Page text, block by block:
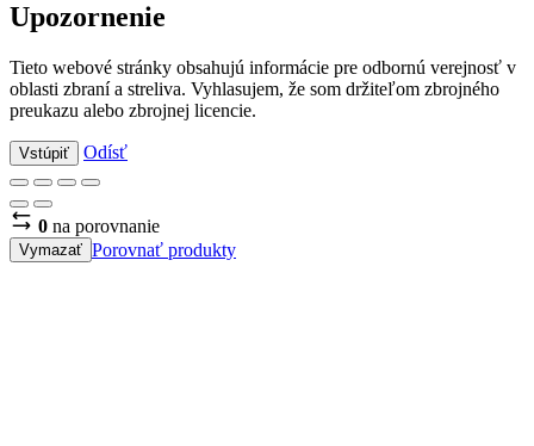
Upozornenie
Tieto webové stránky obsahujú informácie pre odbornú verejnosť v
oblasti zbraní a streliva. Vyhlasujem, že som držiteľom zbrojného
preukazu alebo zbrojnej licencie.
Vstúpiť Odísť
0 na porovnanie
Vymazať Porovnať produkty